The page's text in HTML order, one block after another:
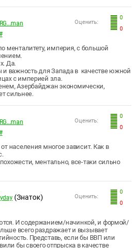
0
0
Оценить:
менталитету, империя, с большой
Да.
и важность для Запада в качестве южной
с империей зла.
Азербайджан экономически,
сильнее.
0
0
Оценить:
населения многое зависит. Как в
ментально, все-таки сильно
0
0
Оценить:
(Знаток)
И содержанием/начинкой, и формой/
всего раздражает и вызывает
Представь, если бы ВВП или
бы своего отпрыска в качестве